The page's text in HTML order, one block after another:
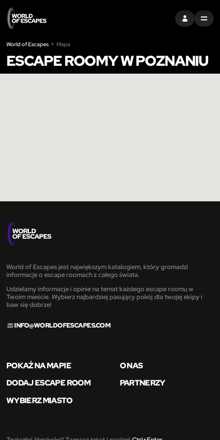
ZALOGUJ SIĘ
MENU
World of Escapes Mapa
ESCAPE ROOMY W POZNANIU
World of Escapes jest największym katalogiem, który gromadzi
informacje o escape roomach z całego świata.
Udzielamy informacje i opinie na temat każdego escape roomu w
Twoim mieście. Wybierz najbardziej pasujący pokój dla twojej ekipy i
baw się dobrze!
INFO@WORLDOFESCAPES.COM
POKAŻ NA MAPIE
O NAS
DODAJ ESCAPE ROOM
PARTNERZY
WYBIERZ MIASTO